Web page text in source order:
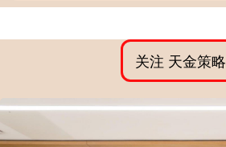
关注 天金策略